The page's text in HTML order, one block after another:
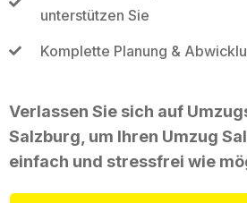
unterstützen Sie
Komplette Planung &
Verlassen Sie sich auf
Salzburg, um Ihren Umzug
einfach und stressfrei wie